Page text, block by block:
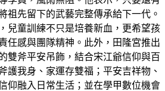
祖先留下的武藝完整傳承給下一代。
兒童訓練不只是培養新血，更希望孩
任感與團隊精神。此外，田隆宮推出
雙斧平安吊飾，結合宋江爺信仰與百
護我身、家運存雙福；平安吉祥物、
仰融入日常生活；並在學甲數位機會